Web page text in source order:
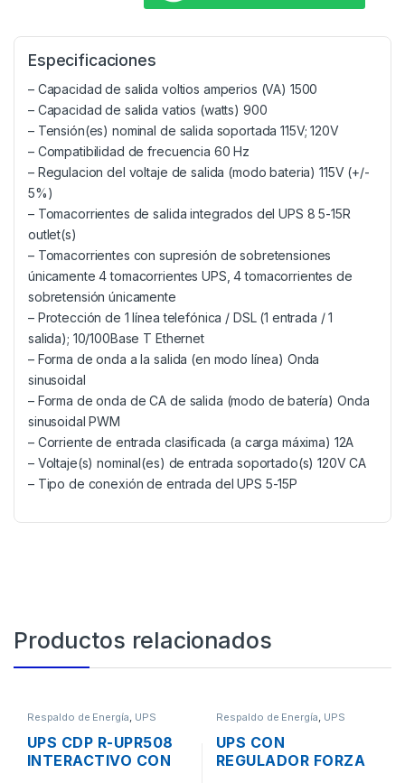
Especificaciones
– Capacidad de salida voltios amperios (VA) 1500
– Capacidad de salida vatios (watts) 900
– Tensión(es) nominal de salida soportada 115V; 120V
– Compatibilidad de frecuencia 60 Hz
– Regulacion del voltaje de salida (modo bateria) 115V (+/-
5%)
– Tomacorrientes de salida integrados del UPS 8 5-15R
outlet(s)
– Tomacorrientes con supresión de sobretensiones
únicamente 4 tomacorrientes UPS, 4 tomacorrientes de
sobretensión únicamente
– Protección de 1 línea telefónica / DSL (1 entrada / 1
salida); 10/100Base T Ethernet
– Forma de onda a la salida (en modo línea) Onda
sinusoidal
– Forma de onda de CA de salida (modo de batería) Onda
sinusoidal PWM
– Corriente de entrada clasificada (a carga máxima) 12A
– Voltaje(s) nominal(es) de entrada soportado(s) 120V CA
– Tipo de conexión de entrada del UPS 5-15P
Productos relacionados
Respaldo de Energía, UPS
UPS CDP R-UPR508
INTERACTIVO CON
Respaldo de Energía, UPS
UPS CON
REGULADOR FORZA